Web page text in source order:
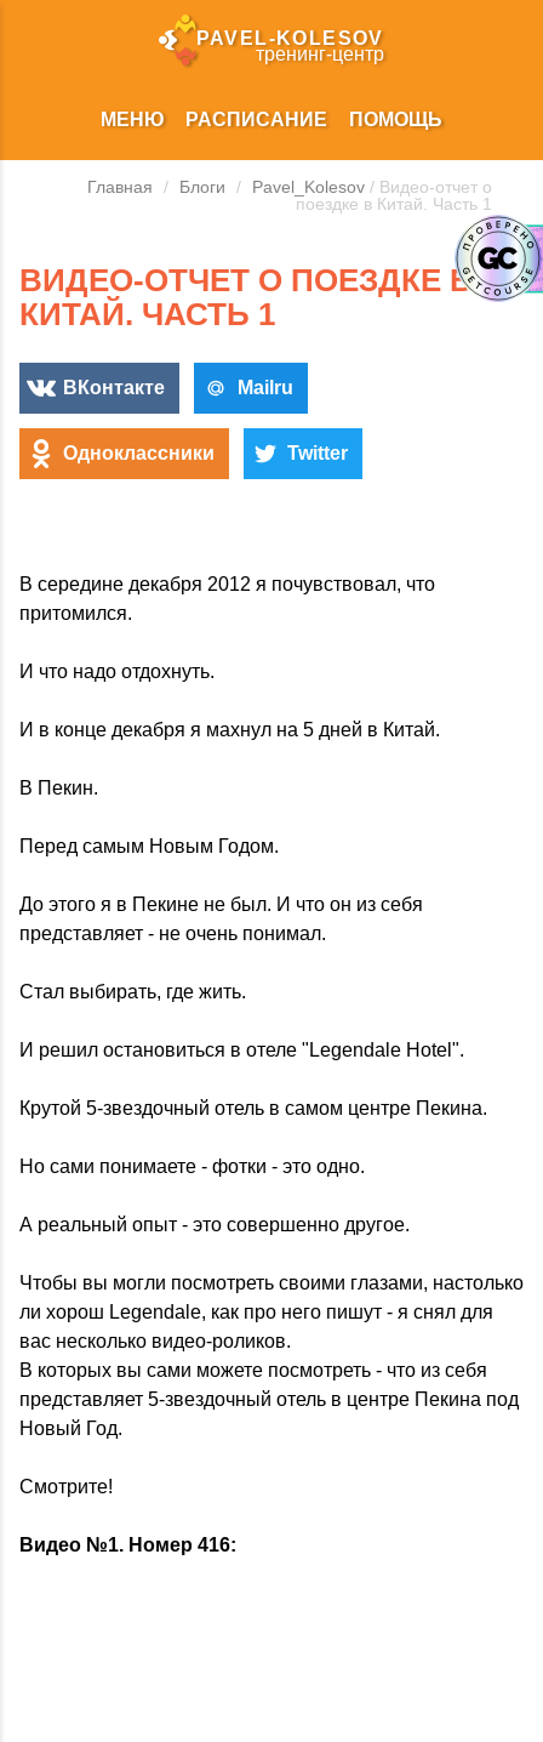
PAVEL‑KOLESOV
тренинг‑центр
МЕНЮ РАСПИСАНИЕ ПОМОЩЬ
Главная / Блоги / Pavel_Kolesov / Видео-отчет о
поездке в Китай. Часть 1
ВИДЕО-ОТЧЕТ О ПОЕЗДКЕ В
КИТАЙ. ЧАСТЬ 1
ВКонтакте Mailru
Одноклассники Twitter
В середине декабря 2012 я почувствовал, что
притомился.
И что надо отдохнуть.
И в конце декабря я махнул на 5 дней в Китай.
В Пекин.
Перед самым Новым Годом.
До этого я в Пекине не был. И что он из себя
представляет - не очень понимал.
Стал выбирать, где жить.
И решил остановиться в отеле "Legendale Hotel".
Крутой 5-звездочный отель в самом центре Пекина.
Но сами понимаете - фотки - это одно.
А реальный опыт - это совершенно другое.
Чтобы вы могли посмотреть своими глазами, настолько
ли хорош Legendale, как про него пишут - я снял для
вас несколько видео-роликов.
В которых вы сами можете посмотреть - что из себя
представляет 5-звездочный отель в центре Пекина под
Новый Год.
Смотрите!
Видео №1. Номер 416: